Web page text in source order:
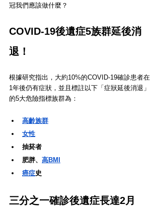
冠我們應該做什麼？
COVID-19後遺症5族群延後消
退！
根據研究指出，大約10%的COVID-19確診患者在
1年後仍有症狀，並且標註以下「症狀延後消退」
的5大危險指標族群為：
高齡族群
女性
抽菸者
肥胖、 高BMI
癌症史
三分之一確診後遺症長達2月